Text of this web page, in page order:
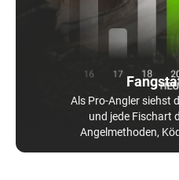
Als Pro-Angler siehst
und jede Fischart
Angelmethoden,